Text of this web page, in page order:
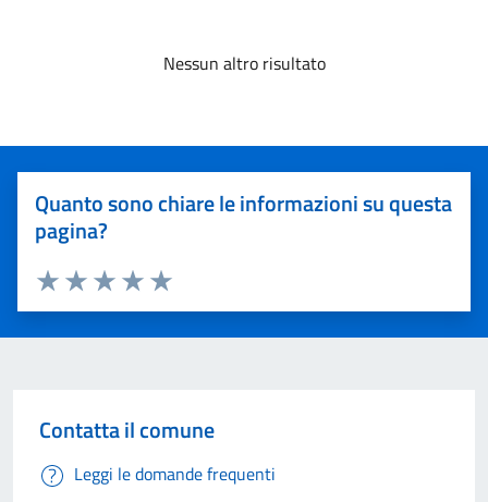
Nessun altro risultato
Quanto sono chiare le informazioni su questa
pagina?
Valuta 5 stelle su 5
Valuta 4 stelle su 5
Valuta 3 stelle su 5
Valuta 2 stelle su 5
Valuta 1 stelle su 5
Contatta il comune
Leggi le domande frequenti